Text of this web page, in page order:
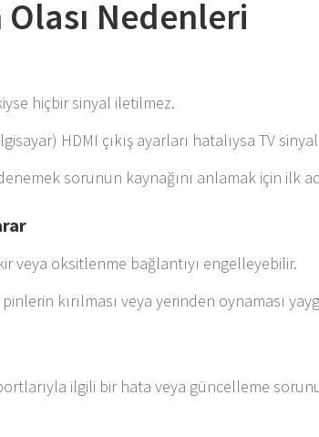
Olası Nedenleri
hiçbir sinyal iletilmez.
HDMI çıkış ayarları hatalıysa TV
sorunun kaynağını anlamak için ilk
veya oksitlenme bağlantıyı engelleyebilir.
kırılması veya yerinden oynaması
ilgili bir hata veya güncelleme